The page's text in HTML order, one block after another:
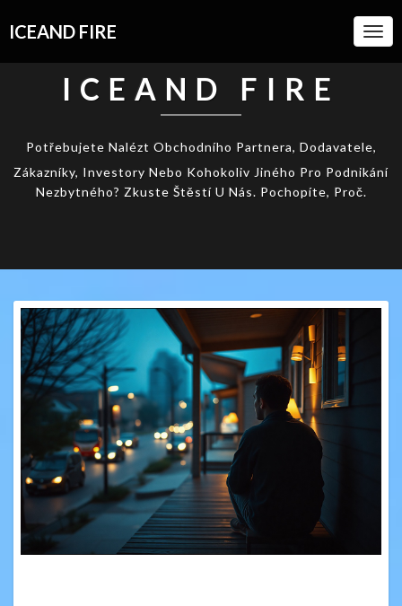
ICEAND FIRE
ICEAND FIRE
Potřebujete Nalézt Obchodního Partnera, Dodavatele,
Zákazníky, Investory Nebo Kohokoliv Jiného Pro Podnikání
Nezbytného? Zkuste Štěstí U Nás. Pochopíte, Proč.